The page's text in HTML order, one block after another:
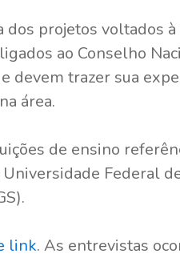
projetos voltados à
ao Conselho
devem trazer sua
área.
de ensino
Federal
link. As entrevistas